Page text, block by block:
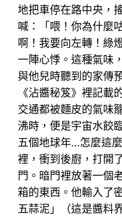
地把車停在路中央，
喊：「喂！你為什麼
啊！我要向左轉！綠
一陣心悸。這種氣味
與他兒時聽到的家傳
《沾醬秘笈》裡記載
交通都被麵皮的氣味
沸時，便是宇宙水餃
五個地球年…怎麼這
裡，衝到後廚，打開
門。暗門裡放著一個
箱的東西。他輸入了
五蒜泥」（這是醬料